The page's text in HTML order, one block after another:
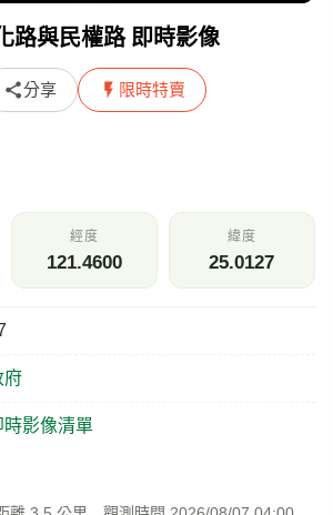
路與民權路 即時影像
分享 限時特賣
經度
121.4600
緯度
25.0127
府
時影像清單